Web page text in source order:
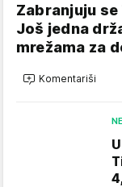
Zabranjuju
Još jedna
mrežama za
Komentariši